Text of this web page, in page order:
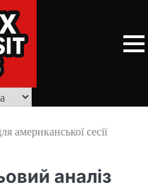
американської сесії
аналіз